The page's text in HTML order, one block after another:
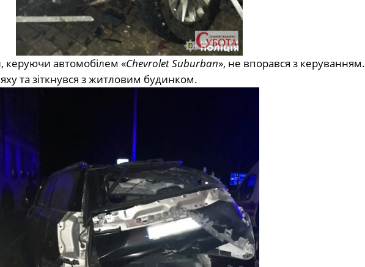
керуючи автомобілем «Chevrolet Suburban», не впорався з керуванням.
та зіткнувся з житловим будинком.